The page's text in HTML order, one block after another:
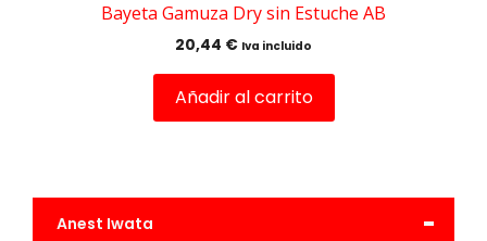
Bayeta Gamuza Dry sin Estuche AB
20,44 € Iva incluido
Añadir al carrito
-
Anest Iwata